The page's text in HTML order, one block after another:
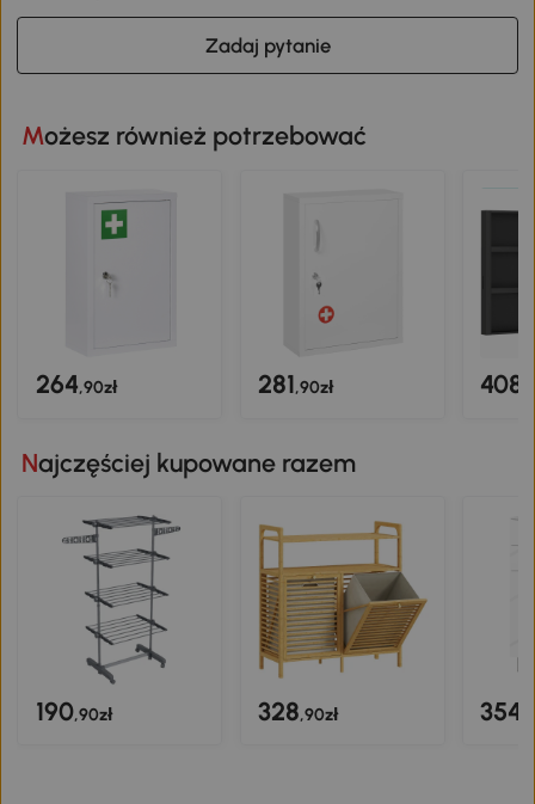
Zadaj pytanie
Możesz również potrzebować
264,90zł 281,90zł 408
Najczęściej kupowane razem
190,90zł 328,90zł 354